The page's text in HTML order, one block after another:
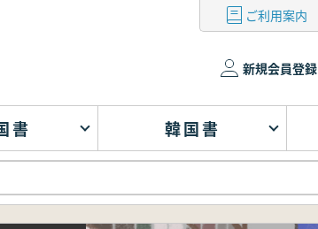
ご利用案内
新規会員登録
書 韓国書